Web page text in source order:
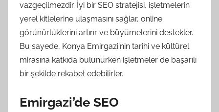
vazgeçilmezdir. İyi bir SEO stratejisi, işletmelerin
yerel kitlelerine ulaşmasını sağlar, online
görünürlüklerini artırır ve büyümelerini destekler.
Bu sayede, Konya Emirgazi'nin tarihi ve kültürel
mirasına katkıda bulunurken işletmeler de başarılı
bir şekilde rekabet edebilirler.
Emirgazi’de SEO